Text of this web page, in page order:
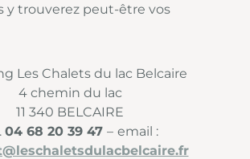
y trouverez peut-être vos
Les Chalets du lac Belcaire
4 chemin du lac
11 340 BELCAIRE
04 68 20 39 47 – email :